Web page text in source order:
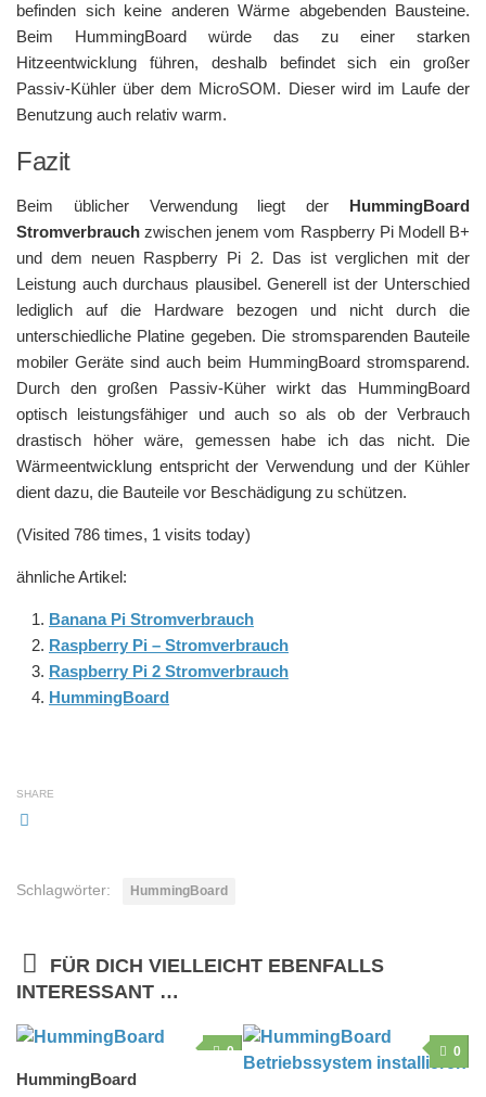
befinden sich keine anderen Wärme abgebenden Bausteine.
Beim HummingBoard würde das zu einer starken
Hitzeentwicklung führen, deshalb befindet sich ein großer
Passiv-Kühler über dem MicroSOM. Dieser wird im Laufe der
Benutzung auch relativ warm.
Fazit
Beim üblicher Verwendung liegt der HummingBoard
Stromverbrauch zwischen jenem vom Raspberry Pi Modell B+
und dem neuen Raspberry Pi 2. Das ist verglichen mit der
Leistung auch durchaus plausibel. Generell ist der Unterschied
lediglich auf die Hardware bezogen und nicht durch die
unterschiedliche Platine gegeben. Die stromsparenden Bauteile
mobiler Geräte sind auch beim HummingBoard stromsparend.
Durch den großen Passiv-Küher wirkt das HummingBoard
optisch leistungsfähiger und auch so als ob der Verbrauch
drastisch höher wäre, gemessen habe ich das nicht. Die
Wärmeentwicklung entspricht der Verwendung und der Kühler
dient dazu, die Bauteile vor Beschädigung zu schützen.
(Visited 786 times, 1 visits today)
ähnliche Artikel:
Banana Pi Stromverbrauch
Raspberry Pi – Stromverbrauch
Raspberry Pi 2 Stromverbrauch
HummingBoard
SHARE
Schlagwörter: HummingBoard
FÜR DICH VIELLEICHT EBENFALLS
INTERESSANT …
0
HummingBoard
0